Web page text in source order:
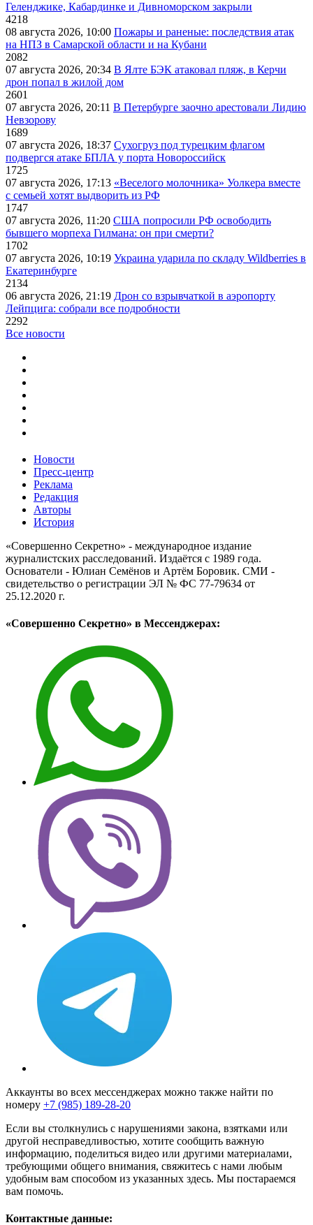
Геленджике, Кабардинке и Дивноморском закрыли
4218
08 августа 2026, 10:00 Пожары и раненые: последствия атак
на НПЗ в Самарской области и на Кубани
2082
07 августа 2026, 20:34 В Ялте БЭК атаковал пляж, в Керчи
дрон попал в жилой дом
2601
07 августа 2026, 20:11 В Петербурге заочно арестовали Лидию
Невзорову
1689
07 августа 2026, 18:37 Сухогруз под турецким флагом
подвергся атаке БПЛА у порта Новороссийск
1725
07 августа 2026, 17:13 «Веселого молочника» Уолкера вместе
с семьей хотят выдворить из РФ
1747
07 августа 2026, 11:20 США попросили РФ освободить
бывшего морпеха Гилмана: он при смерти?
1702
07 августа 2026, 10:19 Украина ударила по складу Wildberries в
Екатеринбурге
2134
06 августа 2026, 21:19 Дрон со взрывчаткой в аэропорту
Лейпцига: собрали все подробности
2292
Все новости
Новости
Пресс-центр
Реклама
Редакция
Авторы
История
«Совершенно Секретно» - международное издание
журналистских расследований. Издаётся с 1989 года.
Основатели - Юлиан Семёнов и Артём Боровик. CМИ -
свидетельство о регистрации ЭЛ № ФС 77-79634 от
25.12.2020 г.
«Совершенно Секретно» в Мессенджерах:
Аккаунты во всех мессенджерах можно также найти по
номеру +7 (985) 189-28-20
Если вы столкнулись с нарушениями закона, взятками или
другой несправедливостью, хотите сообщить важную
информацию, поделиться видео или другими материалами,
требующими общего внимания, свяжитесь с нами любым
удобным вам способом из указанных здесь. Мы постараемся
вам помочь.
Контактные данные: